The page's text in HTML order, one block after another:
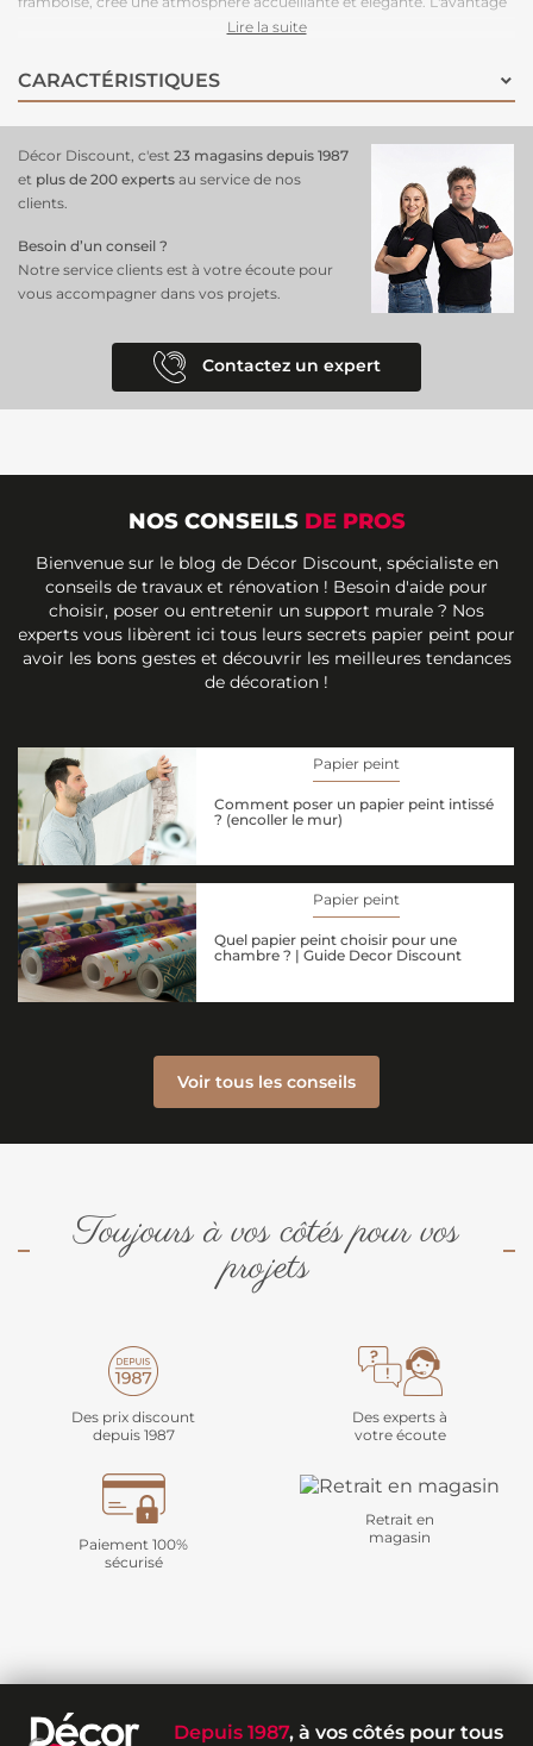
de l'intissé réside dans sa facilité de pose : vous n'avez qu'à appliquer
et sans tracas. Ce matériau robuste est également résistant à l'usure,
garantissant une longévité exceptionnelle tout en étant facile à
décoration moderneet
Lire la suite
CARACTÉRISTIQUES
Décor Discount, c'est 23 magasins depuis 1987
et plus de 200 experts au service de nos
clients.
Besoin d’un conseil ?
Notre service clients est à votre écoute pour
vous accompagner dans vos projets.
Contactez un expert
NOS CONSEILS DE PROS
Bienvenue sur le blog de Décor Discount, spécialiste en
conseils de travaux et rénovation ! Besoin d'aide pour
choisir, poser ou entretenir un support murale ? Nos
experts vous libèrent ici tous leurs secrets papier peint pour
avoir les bons gestes et découvrir les meilleures tendances
de décoration !
Papier peint
Comment poser un papier peint intissé
? (encoller le mur)
Papier peint
Quel papier peint choisir pour une
chambre ? | Guide Decor Discount
Voir tous les conseils
Toujours à vos côtés pour vos
projets
Des prix discount
depuis 1987
Des experts à
votre écoute
Paiement 100%
sécurisé
Retrait en
magasin
Depuis 1987, à vos côtés pour tous